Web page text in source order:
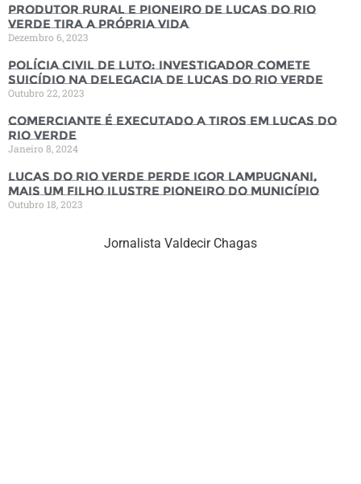
Produtor rural e pioneiro de Lucas do Rio
Verde tira a própria vida
Dezembro 6, 2023
Polícia Civil de luto: Investigador comete
suicídio na Delegacia de Lucas do Rio Verde
Outubro 22, 2023
Comerciante é executado a tiros em Lucas do
Rio Verde
Janeiro 8, 2024
Lucas do Rio Verde perde Igor Lampugnani,
mais um filho ilustre pioneiro do município
Outubro 18, 2023
Jornalista Valdecir Chagas